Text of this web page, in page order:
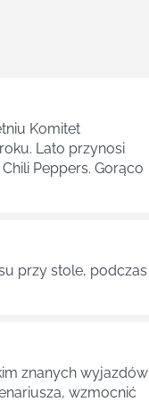
Komitet
Lato przynosi
Peppers. Gorąco
przy stole, podczas
znanych wyjazdów
wzmocnić